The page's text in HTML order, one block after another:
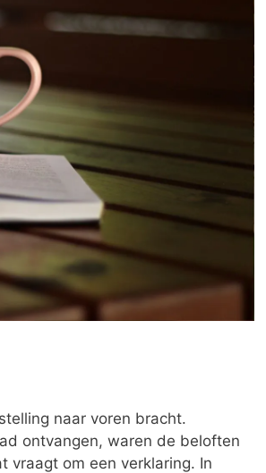
naar voren bracht.
ontvangen, waren de beloften
vraagt om een verklaring. In